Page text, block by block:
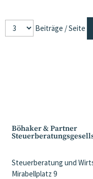
Beiträge / Seite
Böhaker & Partner
Steuerberatung und
Mirabellplatz 9